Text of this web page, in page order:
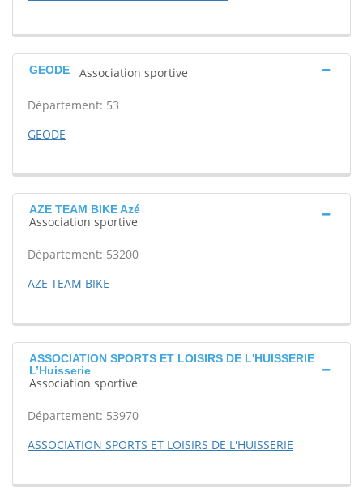
GEODE Association sportive
Département: 53
GEODE
AZE TEAM BIKE Azé
Association sportive
Département: 53200
AZE TEAM BIKE
ASSOCIATION SPORTS ET LOISIRS DE L'HUISSERIE
L’Huisserie
Association sportive
Département: 53970
ASSOCIATION SPORTS ET LOISIRS DE L'HUISSERIE